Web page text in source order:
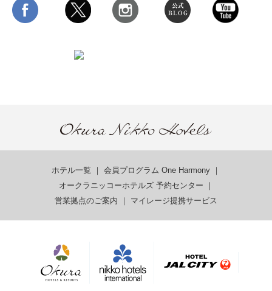
ホテル一覧 ｜ 会員プログラム One Harmony ｜
オークラニッコーホテルズ 予約センター ｜
営業拠点のご案内 ｜ マイレージ提携サービス